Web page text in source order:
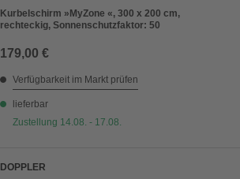
Kurbelschirm »MyZone «, 300 x 200 cm,
rechteckig, Sonnenschutzfaktor: 50
179,00 €
Verfügbarkeit im Markt prüfen
lieferbar
Zustellung 14.08. - 17.08.
DOPPLER